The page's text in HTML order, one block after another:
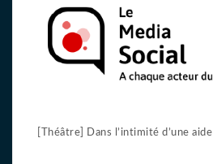
[Théâtre] Dans l’intimité d’une aide